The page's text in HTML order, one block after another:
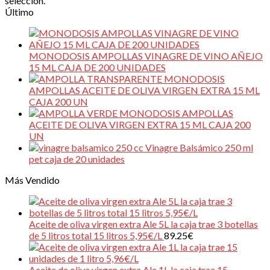
Último
MONODOSIS AMPOLLAS VINAGRE DE VINO AÑEJO
15 ML CAJA DE 200 UNIDADES
MONODOSIS
AMPOLLAS ACEITE DE OLIVA VIRGEN EXTRA 15 ML
CAJA 200 UN
MONODOSIS AMPOLLAS
ACEITE DE OLIVA VIRGEN EXTRA 15 ML CAJA 200
UN
Vinagre Balsámico 250 ml
pet caja de 20 unidades
Más Vendido
Aceite de oliva virgen extra Ale 5L la caja trae 3 botellas
de 5 litros total 15 litros 5,95€/L89.25€